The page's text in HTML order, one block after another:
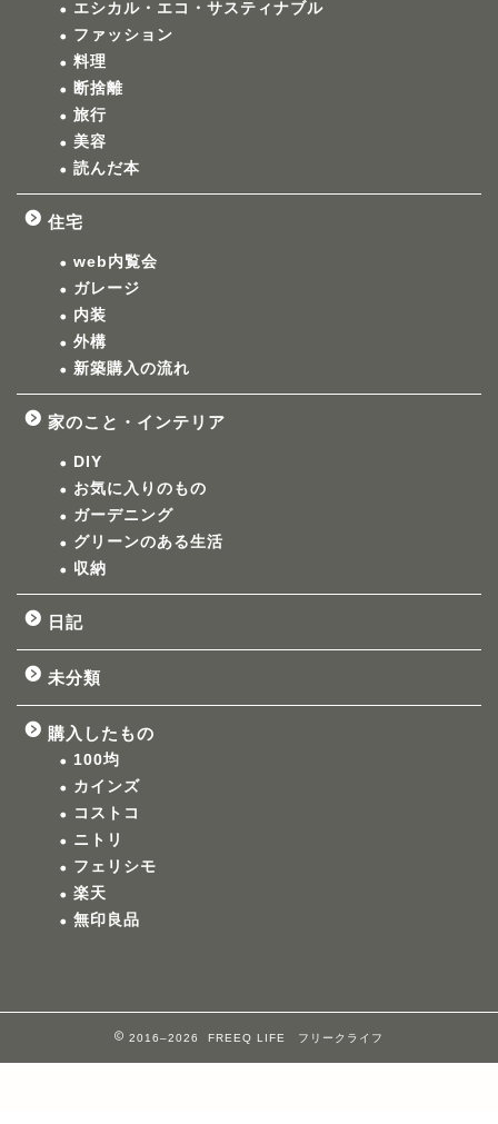
エシカル・エコ・サスティナブル
ファッション
料理
断捨離
旅行
美容
読んだ本
住宅
web内覧会
ガレージ
内装
外構
新築購入の流れ
家のこと・インテリア
DIY
お気に入りのもの
ガーデニング
グリーンのある生活
収納
日記
未分類
購入したもの
100均
カインズ
コストコ
ニトリ
フェリシモ
楽天
無印良品
2016–2026 FREEQ LIFE フリークライフ